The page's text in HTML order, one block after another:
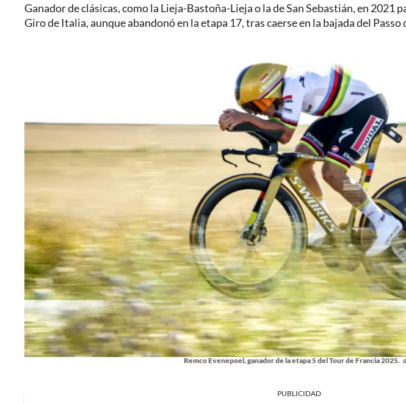
Ganador de clásicas, como la Lieja-Bastoña-Lieja o la de San Sebastián, en 2021
Giro de Italia, aunque abandonó en la etapa 17, tras caerse en la bajada del Passo
Remco Evenepoel, ganador de la etapa 5 del Tour de Francia 2025.
PUBLICIDAD